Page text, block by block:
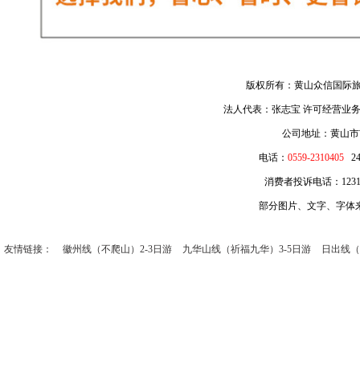
版权所有：黄山众信国际
法人代表：张志宝 许可经营业
公司地址：黄山
电话： 0559-231040524
消费者投诉电话：
部分图片、文字、字体
友情链接： 徽州线（不爬山）2-3日游 九华山线（祈福九华）3-5日游 日出线